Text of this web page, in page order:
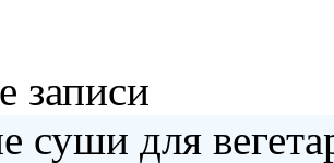
записи